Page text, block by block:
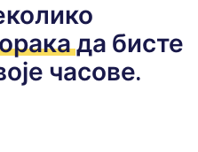
да бисте
часове.